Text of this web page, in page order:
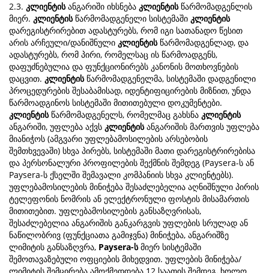
2.3. კლიენტისანგარიში იხსნება კლიენტისწარმომადგენლის
მიერ. კლიენტისწარმომადგენელი სისტემაში კლიენტის
დარეგისტრირებით ადასტურებს, რომ იგი სათანადო წესით
არის არჩეული/დანიშნული კლიენტისწარმომადგენლად, და
ადასტურებს, რომ პირი, რომელსაც ის წარმოადგენს,
დაფუძნებულია და ფუნქციონირებს კანონის მოთხოვნების
დაცვით. კლიენტისწარმომადგენელმა, სისტემაში დადგენილი
პროცედურების შესაბამისად, იდენტიფიცირების მიზნით, უნდა
წარმოადგინოს სისტემაში მითითებული დოკუმენტები.
კლიენტისწარმომადგენელს, რომელმაც გახსნა კლიენტის
ანგარიში, უფლება აქვს კლიენტისანგარიშის მართვის უფლება
მიანიჭოს (ამგვარი უფლებამოსილების არსებობის
შემთხვევაში) სხვა პირებს, სისტემაში მათი დარეგისტრირებისა
და პერსონალური პროფილების შექმნის შემდეგ (Paysera-ს ან
Paysera-ს ქსელში შემავალი კომპანიის სხვა კლიენტებს).
უფლებამოსილების მინიჭება შესაძლებელია აღნიშნული პირის
ტელეფონის ნომრის ან ელექტრონული ფოსტის მისამართის
მითითებით. უფლებამოსილების განსაზღვრისას,
შესაძლებელია ანგარიშის განკარგვის უფლების სრულად ან
ნაწილობრივ (ფუნქციათა გამიჯვნა) მინიჭება, ანგარიშზე
ლიმიტის განსაზღვრა, Paysera-სმიერ სისტემაში
შემოთავაზებული ოფციების მიხედვით. უფლების მინიჭება/